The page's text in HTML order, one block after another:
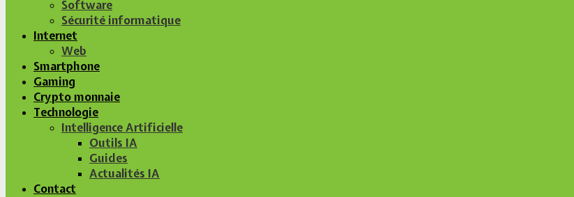
Software
Sécurité informatique
Internet
Web
Smartphone
Gaming
Crypto monnaie
Technologie
Intelligence Artificielle
Outils IA
Guides
Actualités IA
Contact